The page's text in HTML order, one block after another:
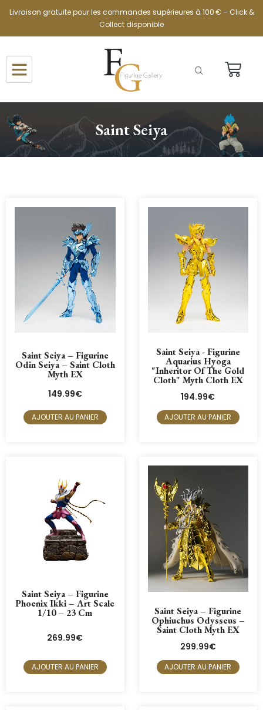
Livraison gratuite pour les commandes supérieures à 100 € – Click &
Collect disponible
Saint Seiya
Saint Seiya – Figurine
Odin Seiya – Saint Cloth
Myth EX
149.99€
AJOUTER AU PANIER
Saint Seiya - Figurine
Aquarius Hyoga
"Inheritor Of The Gold
Cloth" Myth Cloth EX
194.99€
AJOUTER AU PANIER
Saint Seiya – Figurine
Phoenix Ikki – Art Scale
1/10 – 23 Cm
269.99€
AJOUTER AU PANIER
Saint Seiya – Figurine
Ophiuchus Odysseus –
Saint Cloth Myth EX
299.99€
AJOUTER AU PANIER